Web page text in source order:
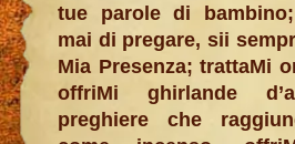
tue parole di
mai di pregare, sii
Mia Presenza; trattaMi
offriMi ghirlande
preghiere che